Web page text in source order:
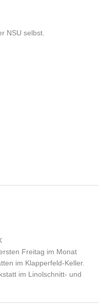
NSU selbst.
Freitag im Monat
im Klapperfeld-Keller.
im Linolschnitt- und